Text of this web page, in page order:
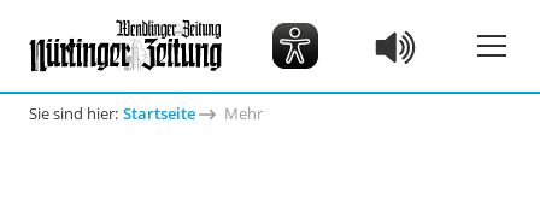
Sie sind hier: Startseite Mehr